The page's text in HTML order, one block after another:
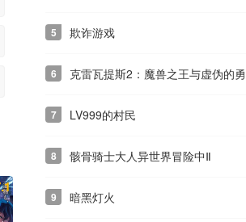
5 欺诈游戏
6 克雷瓦提斯2：魔兽之王与虚伪的勇者传承
7 LV999的村民
8 骸骨骑士大人异世界冒险中Ⅱ
9 暗黑灯火